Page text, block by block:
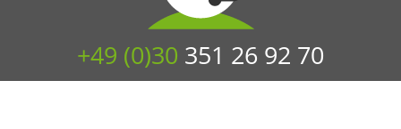
+49 (0)30 351 26 92 70